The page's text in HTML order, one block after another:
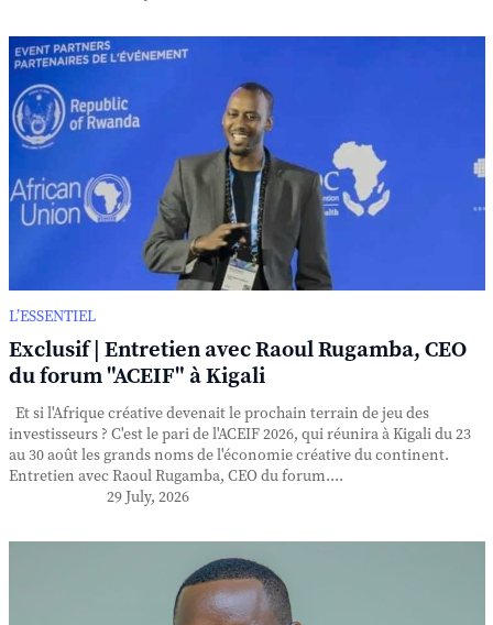
L’ESSENTIEL
Exclusif | Entretien avec Raoul Rugamba, CEO
du forum "ACEIF" à Kigali
Et si l'Afrique créative devenait le prochain terrain de jeu des
investisseurs ? C'est le pari de l'ACEIF 2026, qui réunira à Kigali du 23
au 30 août les grands noms de l'économie créative du continent.
Entretien avec Raoul Rugamba, CEO du forum....
29 July, 2026